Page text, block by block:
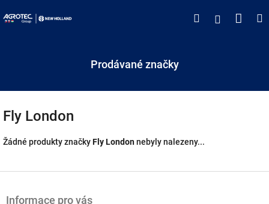
na
HledatPřihlášení
Prodávané značky
Fly London
Žádné produkty značkyFly Londonnebyly nalezeny...
Informace pro vás